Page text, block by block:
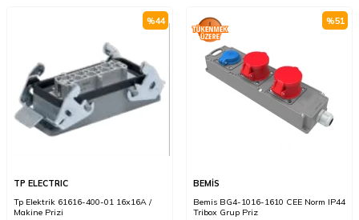
%44
TP ELECTRIC
Tp Elektrik 61616-400-01 16x16A /
Makine Prizi
%51
BEMİS
Bemis BG4-1016-1610 CEE Norm IP44
Tribox Grup Priz